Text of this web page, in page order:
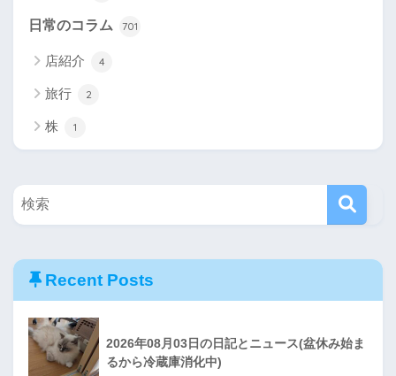
日常のコラム 701
店紹介 4
旅行 2
株 1
Recent Posts
2026年08月03日の日記とニュース(盆休み始ま
るから冷蔵庫消化中)